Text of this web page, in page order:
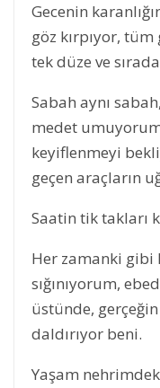
Gecenin
göz kırpıyor,
tek düze ve
Sabah aynı
medet
keyiflenmeyi
geçen araçların
Saatin tik takları
Her zamanki
sığınıyorum,
üstünde,
daldırıyor beni.
Yaşam